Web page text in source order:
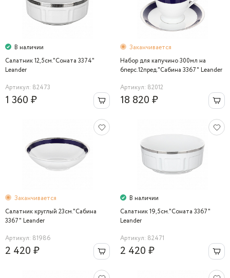
В наличии
Салатник 12,5см."Соната 3374"
Leander
Артикул: 82473
1 360 ₽
Заканчивается
Набор для капучино 300мл на
6перс.12пред."Сабина 3367" Leander
Артикул: 82012
18 820 ₽
Заканчивается
Салатник круглый 23см."Сабина
3367" Leander
Артикул: 81986
2 420 ₽
В наличии
Салатник 19,5см."Соната 3367"
Leander
Артикул: 82471
2 420 ₽